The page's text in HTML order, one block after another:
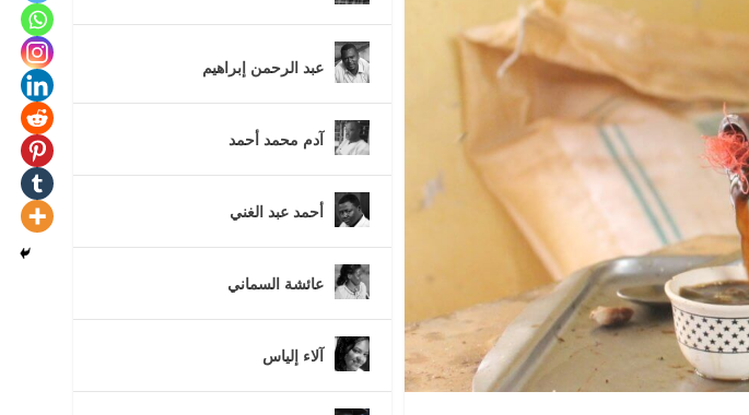
عبد الرحمن إبراهيم
آدم محمد أحمد
أحمد عبد الغني
عائشة السماني
آلاء إلياس